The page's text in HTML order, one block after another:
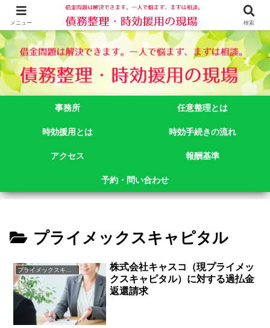
借金問題でお悩みなら司法書士法人御苑総合事務所にご相談下さい。 東京都
新宿区新宿二丁目５番１号アルテビル新宿４階 TEL:03-3356-3750
事務所 任意整理とは
時効援用とは 時効手続きの流れ
アクセス 報酬基準
予約・問い合わせ
プライメックスキャピタル
株式会社キャスコ（現プライメッ
クスキャピタル）に対する過払金
返還請求
メニュー 検索